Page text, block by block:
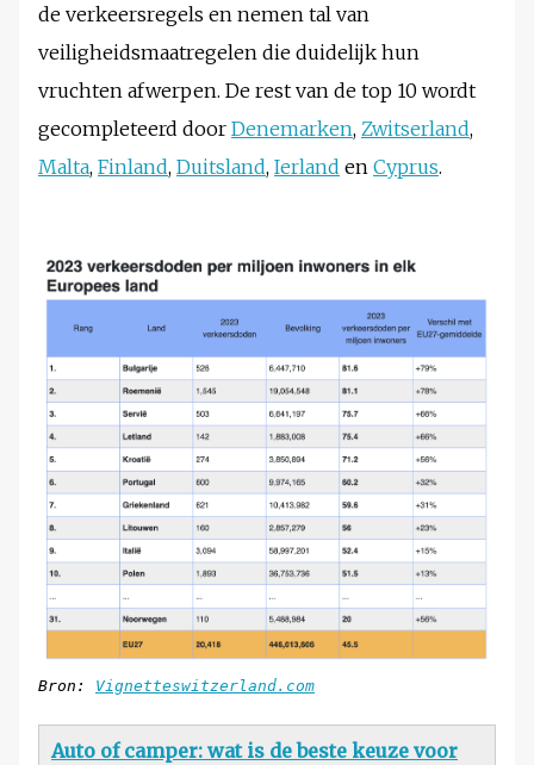
de verkeersregels en nemen tal van
veiligheidsmaatregelen die duidelijk hun
vruchten afwerpen. De rest van de top 10 wordt
gecompleteerd door Denemarken, Zwitserland,
Malta, Finland, Duitsland, Ierland en Cyprus.
Bron: Vignetteswitzerland.com
Auto of camper: wat is de beste keuze voor